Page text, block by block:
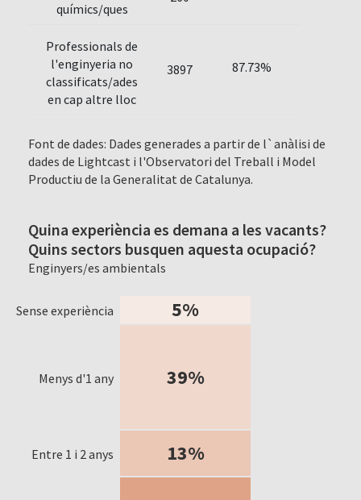
químics/ques
Professionals de
l'enginyeria no
classificats/ades
en cap altre lloc
3897 87.73%
Font de dades: Dades generades a partir de l`anàlisi de
dades de Lightcast i l'Observatori del Treball i Model
Productiu de la Generalitat de Catalunya.
Quina experiència es demana a les vacants?
Quins sectors busquen aquesta ocupació?
Enginyers/es ambientals
Sense experiència 5%
Menys d'1 any 39%
Entre 1 i 2 anys 13%